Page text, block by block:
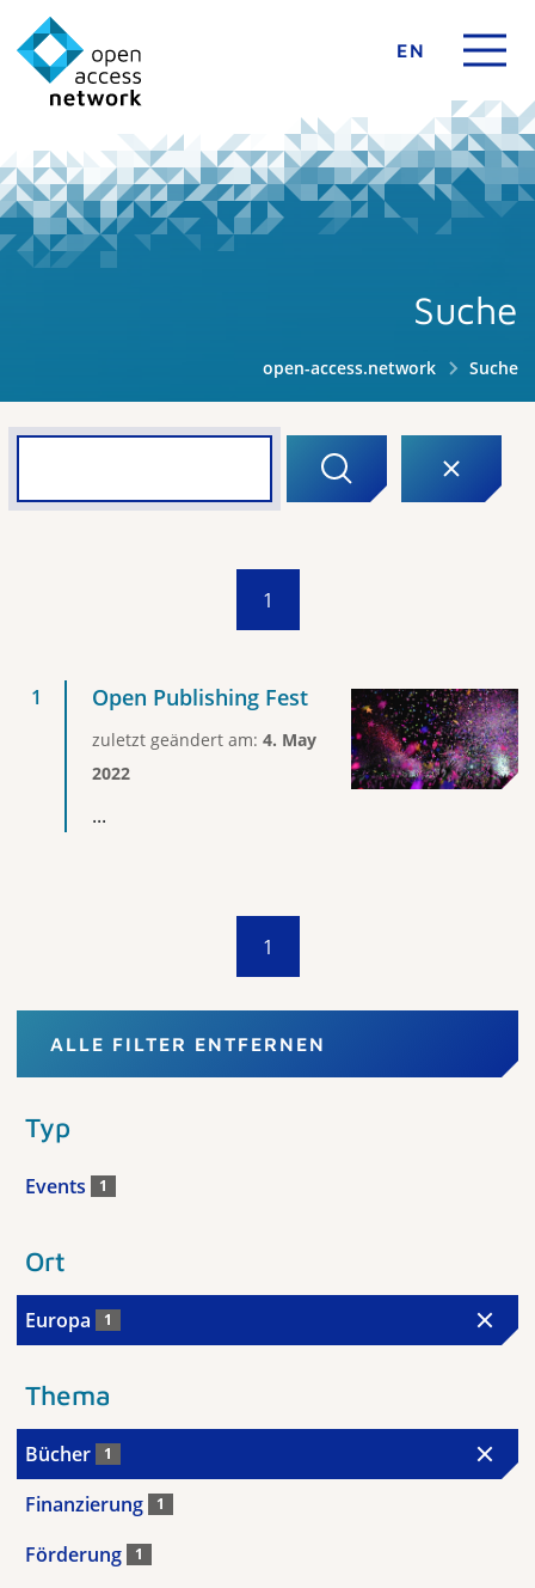
EN
Suche
open-access.network Suche
1
Open Publishing Fest
zuletzt geändert am: 4. May
2022
...
1
ALLE FILTER ENTFERNEN
Typ
Events 1
Ort
Europa 1
Thema
Bücher 1
Finanzierung 1
Förderung 1